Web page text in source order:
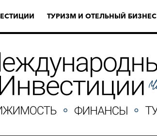
ТУРИЗМ И ОТЕЛЬНЫЙ БИЗНЕС